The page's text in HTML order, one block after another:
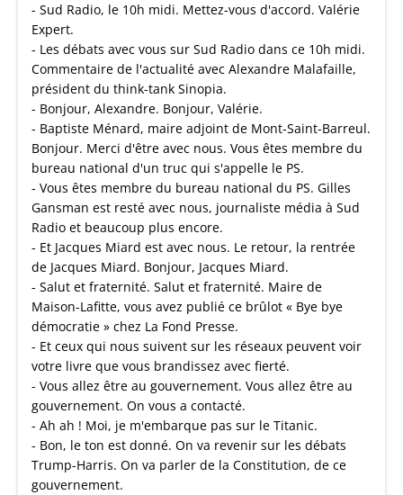
- Sud Radio, le 10h midi. Mettez-vous d'accord. Valérie
Expert.
- Les débats avec vous sur Sud Radio dans ce 10h midi.
Commentaire de l'actualité avec Alexandre Malafaille,
président du think-tank Sinopia.
- Bonjour, Alexandre. Bonjour, Valérie.
- Baptiste Ménard, maire adjoint de Mont-Saint-Barreul.
Bonjour. Merci d'être avec nous. Vous êtes membre du
bureau national d'un truc qui s'appelle le PS.
- Vous êtes membre du bureau national du PS. Gilles
Gansman est resté avec nous, journaliste média à Sud
Radio et beaucoup plus encore.
- Et Jacques Miard est avec nous. Le retour, la rentrée
de Jacques Miard. Bonjour, Jacques Miard.
- Salut et fraternité. Salut et fraternité. Maire de
Maison-Lafitte, vous avez publié ce brûlot « Bye bye
démocratie » chez La Fond Presse.
- Et ceux qui nous suivent sur les réseaux peuvent voir
votre livre que vous brandissez avec fierté.
- Vous allez être au gouvernement. Vous allez être au
gouvernement. On vous a contacté.
- Ah ah ! Moi, je m'embarque pas sur le Titanic.
- Bon, le ton est donné. On va revenir sur les débats
Trump-Harris. On va parler de la Constitution, de ce
gouvernement.